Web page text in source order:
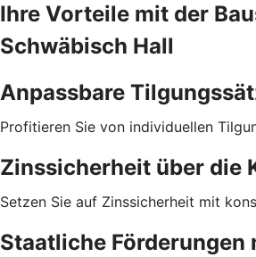
Ihre Vorteile mit der
Schwäbisch Hall
Anpassbare
Profitieren Sie von individuellen
Zinssicherheit über die
Setzen Sie auf Zinssicherheit mit
Staatliche Förderungen